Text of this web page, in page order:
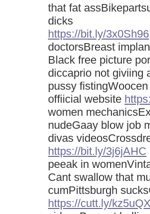
that fat
dicks
https://bit.ly/3x0Sh96
doctorsBreast
Black free picture
diccaprio not giviing
pussy
offiicial website
women
nudeGaay blow job
divas
https://bit.ly/3j6jAHC
peeak in
Cant swallow that
cumPittsburgh
https://cutt.ly/